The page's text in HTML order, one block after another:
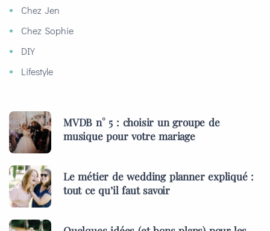
Chez Jen
Chez Sophie
DIY
Lifestyle
MVDB n° 5 : choisir un groupe de
musique pour votre mariage
Le métier de wedding planner expliqué :
tout ce qu’il faut savoir